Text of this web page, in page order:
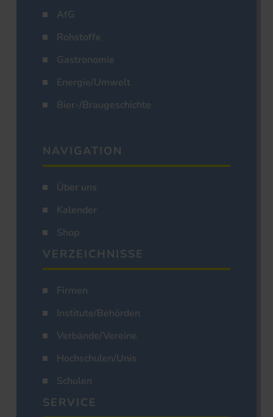
AfG
Rohstoffe
Gastronomie
Energie/Umwelt
Bier-/Braugeschichte
NAVIGATION
Über uns
Kalender
Shop
VERZEICHNISSE
Firmen
Institute/Behörden
Verbände/Vereine
Hochschulen/Unis
Schulen
SERVICE